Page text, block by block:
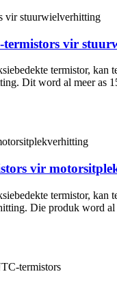
termistors vir
termistor, kan
Dit word al meer
vir
termistor, kan
Die produk word